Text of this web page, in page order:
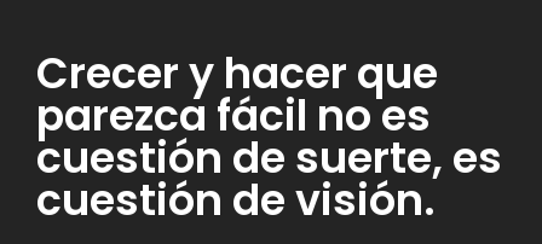
Crecer y hacer que
parezca fácil no es
cuestión de suerte, es
cuestión de visión.